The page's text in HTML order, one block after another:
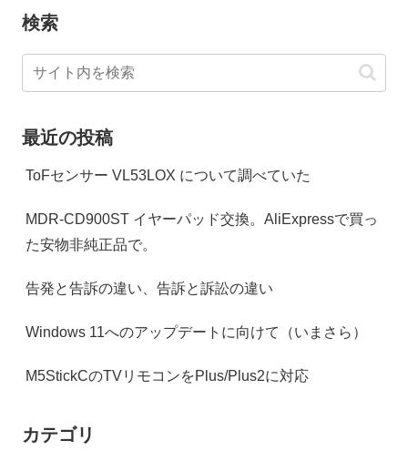
検索
最近の投稿
ToFセンサー VL53LOX について調べていた
MDR-CD900ST イヤーパッド交換。AliExpressで買っ
た安物非純正品で。
告発と告訴の違い、告訴と訴訟の違い
Windows 11へのアップデートに向けて（いまさら）
M5StickCのTVリモコンをPlus/Plus2に対応
カテゴリ